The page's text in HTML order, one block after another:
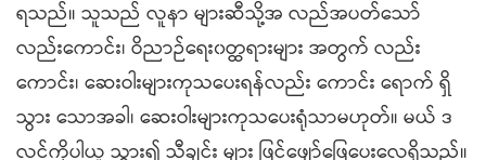
ရသည်။ သူသည် လူနာ များဆီသို့အ လည်အပတ်သော်
လည်းကောင်း၊ ဝိညာဉ်ရေး၀တ္ထရားများ အတွက် လည်း
ကောင်း၊ ဆေးဝါးများကုသပေးရန်လည်း ကောင်း ရောက် ရှိ
သွား သောအခါ၊ ဆေးဝါးများကုသပေးရုံသာမဟုတ်။ မယ် ဒ
လင်ကိုပါယူ သွား၍ သီချင်း များ ဖြင့်ဖျော်ဖြေပေးလေ့ရှိသည်။